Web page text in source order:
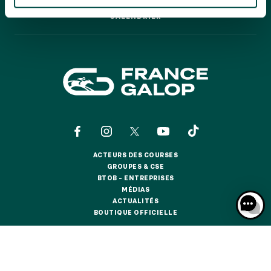
LA GARDEN PARTY - CYGAMES GRAND PRIX DE PARIS -
OFFRES, PASS & ABONNEMENTS
ABONNEMENTS ANNUELS
ABONNEMENTS ANNUELS
JOURS DE COURSES
CALENDRIER
ACTEURS DES COURSES
ACTEURS DES COURSES
GROUPES & CSE
GROUPES & CSE
BTOB – ENTREPRISES
BTOB – ENTREPRISES
MÉDIAS
MÉDIAS
ACTUALITÉS
ACTUALITÉS
BOUTIQUE OFFICIELLE